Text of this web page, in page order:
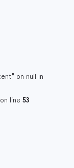
on null in
on line 53